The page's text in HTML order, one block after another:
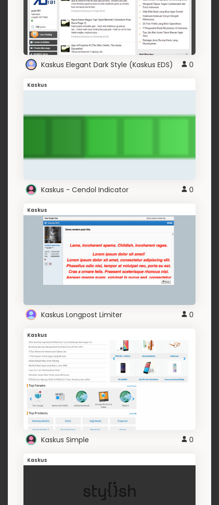
Kaskus Elegant Dark Style (Kaskus EDS) 0
Kaskus
Kaskus - Cendol Indicator 0
Kaskus
Kaskus Longpost Limiter 0
Kaskus
Kaskus Simple 0
Kaskus